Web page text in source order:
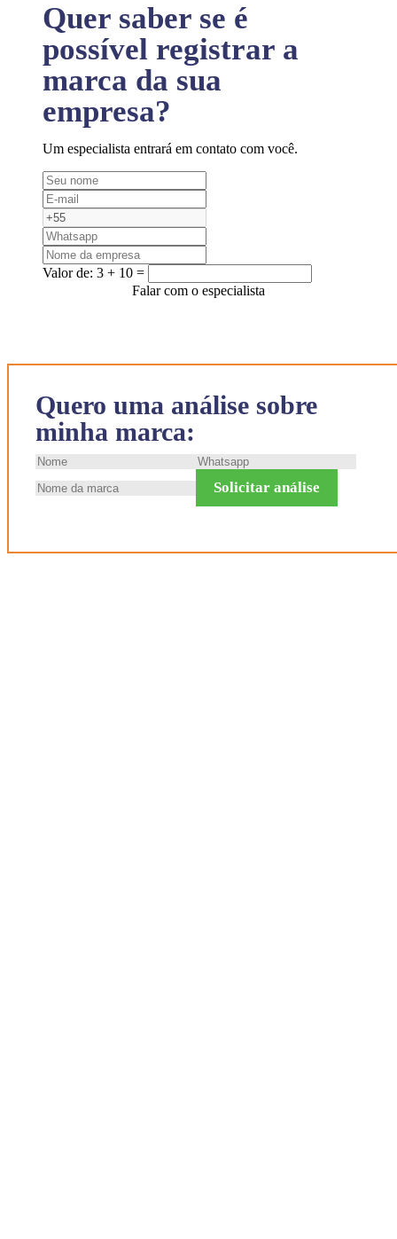
Quero uma análise sobre
minha marca:
Solicitar análise
Quer saber se é
possível registrar a
marca da sua
empresa?
Um especialista entrará em contato com você.
Valor de: 3 + 10 =
Falar com o especialista